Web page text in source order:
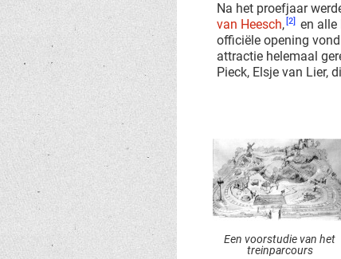
Na het proefjaar
van Heesch, [2]
en alle
officiële opening
attractie helemaal
Pieck, Elsje van Lier,
Een voorstudie van het
treinparcours